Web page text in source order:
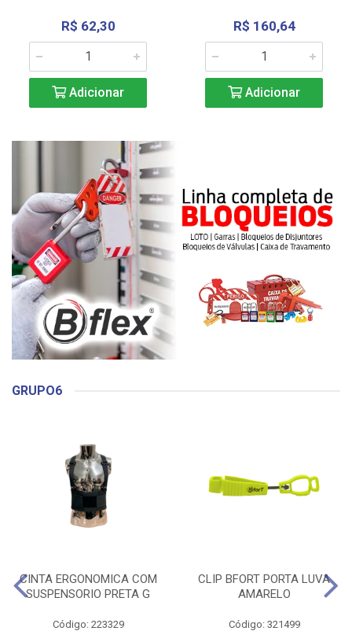
R$ 62,30
Adicionar
R$ 160,64
Adicionar
GRUPO6
CINTA ERGONOMICA COM
SUSPENSORIO PRETA G
Código: 223329
CLIP BFORT PORTA LUVA
AMARELO
Código: 321499